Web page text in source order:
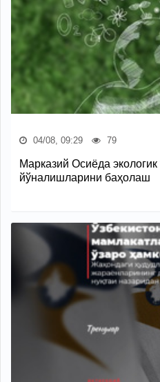
04/08, 09:29 79
Марказий Осиёда экологик
йўналишларини баҳолаш